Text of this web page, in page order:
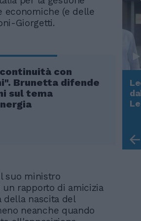
economiche (e delle
Giorgetti.
con
Brunetta difende
sul tema
suo ministro
rapporto di amicizia
della nascita del
neanche quando
a Come States?
Meloni e la strategia